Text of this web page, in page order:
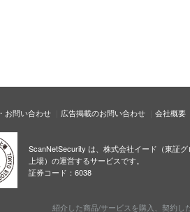
お問い合わせ 広告掲載のお問い合わせ 会社概要
ScanNetSecurity は、株式会社イード（東証グ
上場）の運営するサービスです。
証券コード：6038
紹介した商品/サービスを購入、契約し